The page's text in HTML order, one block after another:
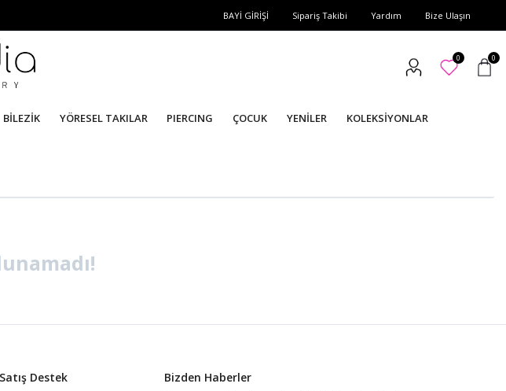
BAYİ GİRİŞİ Sipariş Takibi Yardım Bize Ulaşın
0 0
BİLEZİK YÖRESEL TAKILAR PIERCING ÇOCUK YENİLER KOLEKSİYONLAR
Destek Bizden Haberler